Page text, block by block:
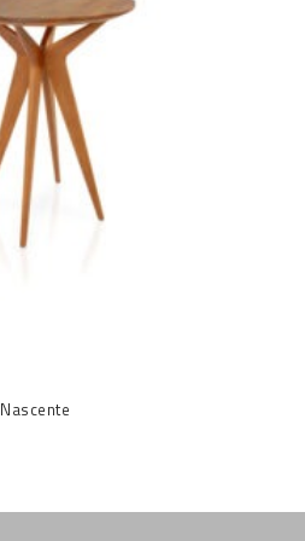
Nascente